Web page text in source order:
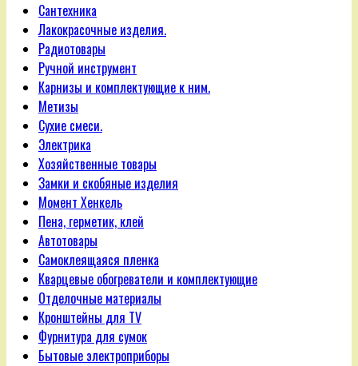
Сантехника
Лакокрасочные изделия.
Радиотовары
Ручной инструмент
Карнизы и комплектующие к ним.
Метизы
Сухие смеси.
Электрика
Хозяйственные товары
Замки и скобяные изделия
Момент Хенкель
Пена, герметик, клей
Автотовары
Самоклеящаяся пленка
Кварцевые обогреватели и комплектующие
Отделочные материалы
Кронштейны для TV
Фурнитура для сумок
Бытовые электроприборы